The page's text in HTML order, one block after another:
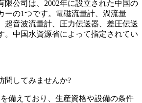
限公司は、2002年に設立された中国の
ーの1つです。電磁流量計、渦流量
超音波流量計、圧力伝送器、差圧伝送
。中国水資源省によって指定されてい
問してみませんか?
備えており、生産資格や設備の条件